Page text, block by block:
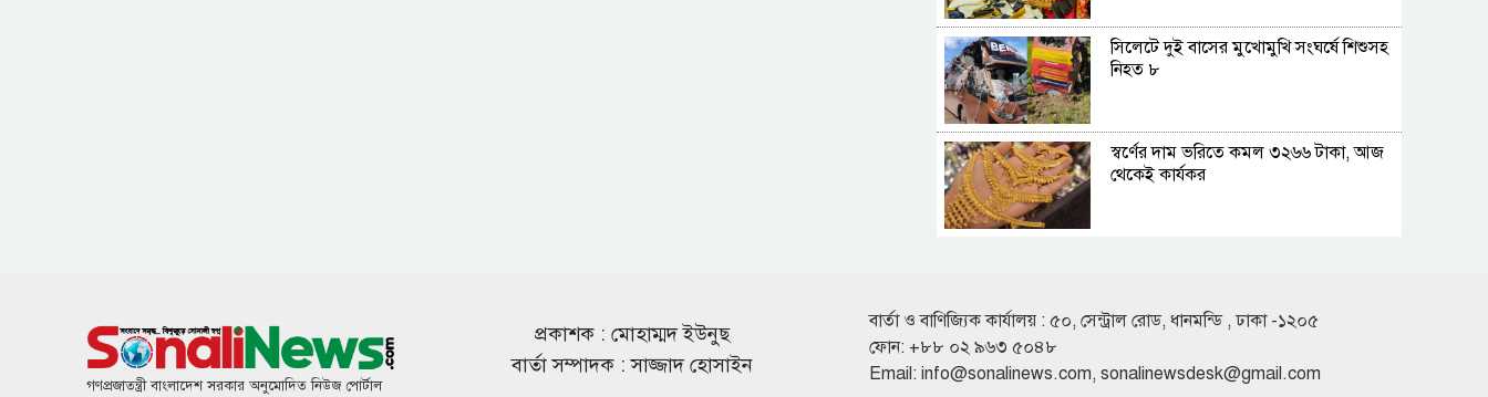
সিলেটে দুই বাসের মুখোমুখি সংঘর্ষে শিশুসহ
নিহত ৮
স্বর্ণের দাম ভরিতে কমল ৩২৬৬ টাকা, আজ
থেকেই কার্যকর
জুমার দিনের ১৫টি বিশেষ আমল
গণপ্রজাতন্ত্রী বাংলাদেশ সরকার অনুমোদিত নিউজ পোর্টাল
প্রকাশক : মোহাম্মদ ইউনুছ
বার্তা সম্পাদক : সাজ্জাদ হোসাইন
বার্তা ও বাণিজ্যিক কার্যালয় : ৫০, সেন্ট্রাল রোড, ধানমন্ডি , ঢাকা -১২০৫
ফোন: +৮৮ ০২ ৯৬৩ ৫০৪৮
Email: info@sonalinews.com, sonalinewsdesk@gmail.com